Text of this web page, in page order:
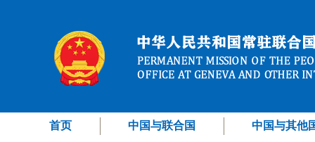
首页 中国与联合国 中国与其他